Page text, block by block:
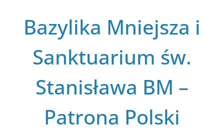
Bazylika Mniejsza i
Sanktuarium św.
Stanisława BM –
Patrona Polski